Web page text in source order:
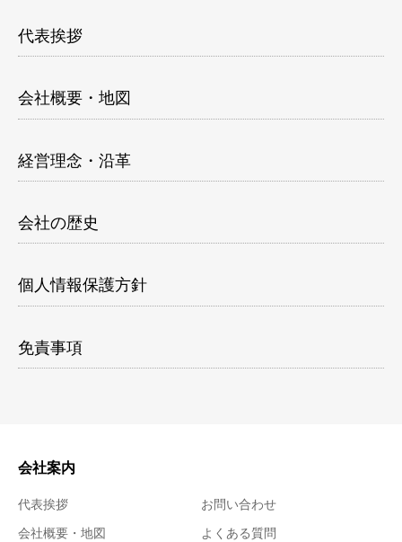
代表挨拶
会社概要・地図
経営理念・沿革
会社の歴史
個人情報保護方針
免責事項
会社案内
代表挨拶
会社概要・地図
お問い合わせ
よくある質問